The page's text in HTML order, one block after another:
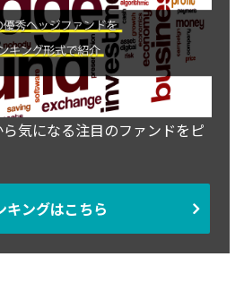
気になる注目のファンドをピ
キングはこちら